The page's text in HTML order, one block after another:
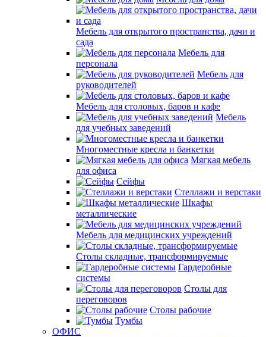
Мебель для открытого пространства, дачи и
сада
Мебель для
персонала
Мебель для
руководителей
Мебель для столовых, баров и кафе
Мебель
для учебных заведений
Многоместные кресла и банкетки
Мягкая мебель
для офиса
Сейфы
Стеллажи и верстаки
Шкафы
металлические
Мебель для медицинских учреждений
Столы складные, трансформируемые
Гардеробные
системы
Столы для
переговоров
Столы рабочие
Тумбы
ОФИС